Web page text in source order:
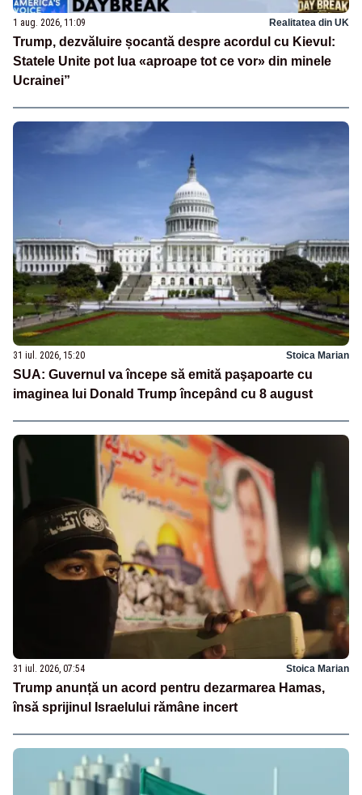
1 aug. 2026, 11:09 Realitatea din UK
Trump, dezvăluire șocantă despre acordul cu Kievul:
Statele Unite pot lua «aproape tot ce vor» din minele
Ucrainei”
31 iul. 2026, 15:20 Stoica Marian
SUA: Guvernul va începe să emită paşapoarte cu
imaginea lui Donald Trump începând cu 8 august
31 iul. 2026, 07:54 Stoica Marian
Trump anunță un acord pentru dezarmarea Hamas,
însă sprijinul Israelului rămâne incert